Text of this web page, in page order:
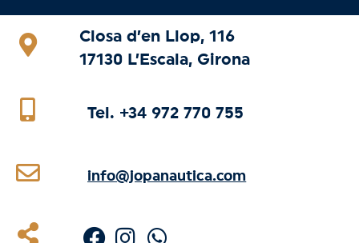
Closa d’en Llop, 116
17130 L’Escala, Girona
Tel. +34 972 770 755
info@jopanautica.com